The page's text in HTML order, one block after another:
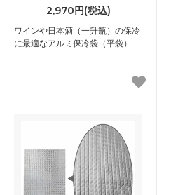
2,970円(税込)
ワインや日本酒（一升瓶）の保冷
に最適なアルミ保冷袋（平袋）